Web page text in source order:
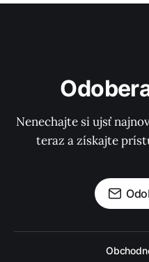
Nenechajte si ujsť
teraz a získajte